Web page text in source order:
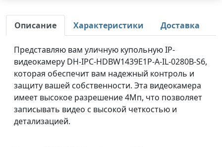
Описание Характеристики Доставка
Представляю вам уличную купольную IP-
видеокамеру DH-IPC-HDBW1439E1P-A-IL-0280B-S6,
которая обеспечит вам надежный контроль и
защиту вашей собственности. Эта видеокамера
имеет высокое разрешение 4Мп, что позволяет
записывать видео с высокой четкостью и
детализацией.